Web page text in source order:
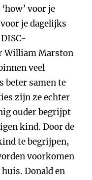
voor je
je dagelijks
William Marston
veel
beter samen te
zijn ze echter
ouder begrijpt
kind. Door de
te begrijpen,
voorkomen
Donald en